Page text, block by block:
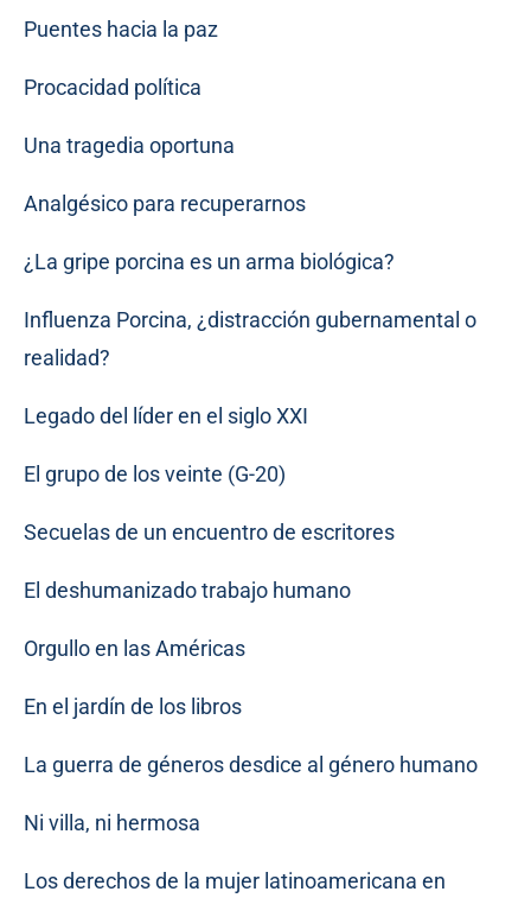
Puentes hacia la paz
Procacidad política
Una tragedia oportuna
Analgésico para recuperarnos
¿La gripe porcina es un arma biológica?
Influenza Porcina, ¿distracción gubernamental o
realidad?
Legado del líder en el siglo XXI
El grupo de los veinte (G-20)
Secuelas de un encuentro de escritores
El deshumanizado trabajo humano
Orgullo en las Américas
En el jardín de los libros
La guerra de géneros desdice al género humano
Ni villa, ni hermosa
Los derechos de la mujer latinoamericana en